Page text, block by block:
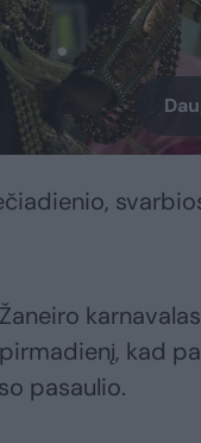
kad
pasaulio.